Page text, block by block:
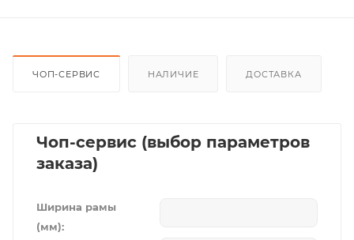
ЧОП-СЕРВИС НАЛИЧИЕ ДОСТАВКА
Чоп-сервис (выбор параметров
заказа)
Ширина рамы
(мм):